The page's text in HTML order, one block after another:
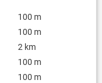
100 m
100 m
2 km
100 m
100 m